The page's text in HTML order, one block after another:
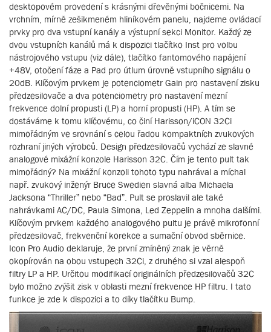
desktopovém provedení s krásnými dřevěnými bočnicemi. Na
vrchním, mírně zešikmeném hliníkovém panelu, najdeme ovládací
prvky pro dva vstupní kanály a výstupní sekci Monitor. Každý ze
dvou vstupních kanálů má k dispozici tlačítko Inst pro volbu
nástrojového vstupu (viz dále), tlačítko fantomového napájení
+48V, otočení fáze a Pad pro útlum úrovně vstupního signálu o
20dB. Klíčovým prvkem je potenciometr Gain pro nastavení zisku
předzesilovače a dva potenciometry pro nastavení mezní
frekvence dolní propusti (LP) a horní propusti (HP). A tím se
dostáváme k tomu klíčovému, co činí Harisson/iCON 32Ci
mimořádným ve srovnání s celou řadou kompaktních zvukových
rozhraní jiných výrobců. Design předzesilovačů vychází ze slavné
analogové mixážní konzole Harisson 32C. Čím je tento pult tak
mimořádný? Na mixážní konzoli tohoto typu nahrával a míchal
např. zvukový inženýr Bruce Swedien slavná alba Michaela
Jacksona “Thriller” nebo “Bad”. Pult se proslavil ale také
nahrávkami AC/DC, Paula Simona, Led Zeppelin a mnoha dalšími.
Klíčovým prvkem každého analogového pultu je právě mikrofonní
předzesilovač, frekvenční korekce a sumační obvod sběrnice.
Icon Pro Audio deklaruje, že první zmíněný znak je věrně
okopírován na obou vstupech 32Ci, z druhého si vzal alespoň
filtry LP a HP. Určitou modifikací originálních předzesilovačů 32C
bylo možno zvýšit zisk v oblasti mezní frekvence HP filtru. I tato
funkce je zde k dispozici a to díky tlačítku Bump.